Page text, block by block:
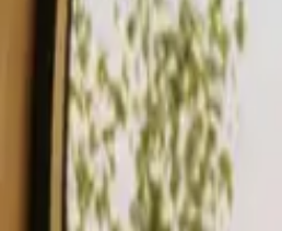
OppholdGavekort Bli en vert Blog